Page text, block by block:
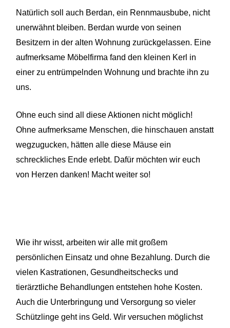
Natürlich soll auch Berdan, ein Rennmausbube, nicht
unerwähnt bleiben. Berdan wurde von seinen
Besitzern in der alten Wohnung zurückgelassen. Eine
aufmerksame Möbelfirma fand den kleinen Kerl in
einer zu entrümpelnden Wohnung und brachte ihn zu
uns.
Ohne euch sind all diese Aktionen nicht möglich!
Ohne aufmerksame Menschen, die hinschauen anstatt
wegzugucken, hätten alle diese Mäuse ein
schreckliches Ende erlebt. Dafür möchten wir euch
von Herzen danken! Macht weiter so!
Wie ihr wisst, arbeiten wir alle mit großem
persönlichen Einsatz und ohne Bezahlung. Durch die
vielen Kastrationen, Gesundheitschecks und
tierärztliche Behandlungen entstehen hohe Kosten.
Auch die Unterbringung und Versorgung so vieler
Schützlinge geht ins Geld. Wir versuchen möglichst